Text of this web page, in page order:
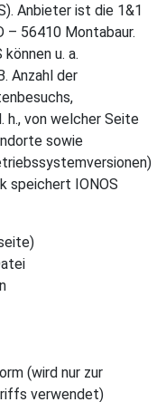
Anbieter ist die 1&1
– 56410 Montabaur.
u. a.
Anzahl der
h., von welcher Seite
sowie
speichert IONOS
(wird nur zur
verwendet)